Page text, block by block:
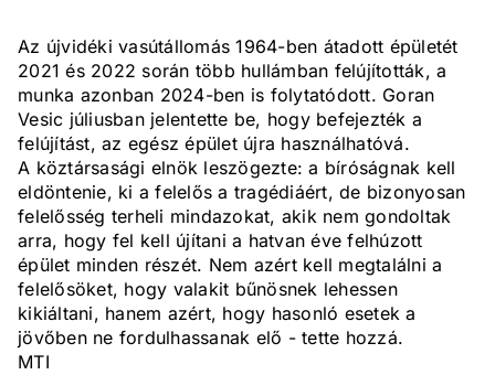
Az újvidéki vasútállomás 1964-ben átadott épületét
2021 és 2022 során több hullámban felújították, a
munka azonban 2024-ben is folytatódott. Goran
Vesic júliusban jelentette be, hogy befejezték a
felújítást, az egész épület újra használhatóvá.
A köztársasági elnök leszögezte: a bíróságnak kell
eldöntenie, ki a felelős a tragédiáért, de bizonyosan
felelősség terheli mindazokat, akik nem gondoltak
arra, hogy fel kell újítani a hatvan éve felhúzott
épület minden részét. Nem azért kell megtalálni a
felelősöket, hogy valakit bűnösnek lehessen
kikiáltani, hanem azért, hogy hasonló esetek a
jövőben ne fordulhassanak elő - tette hozzá.
MTI